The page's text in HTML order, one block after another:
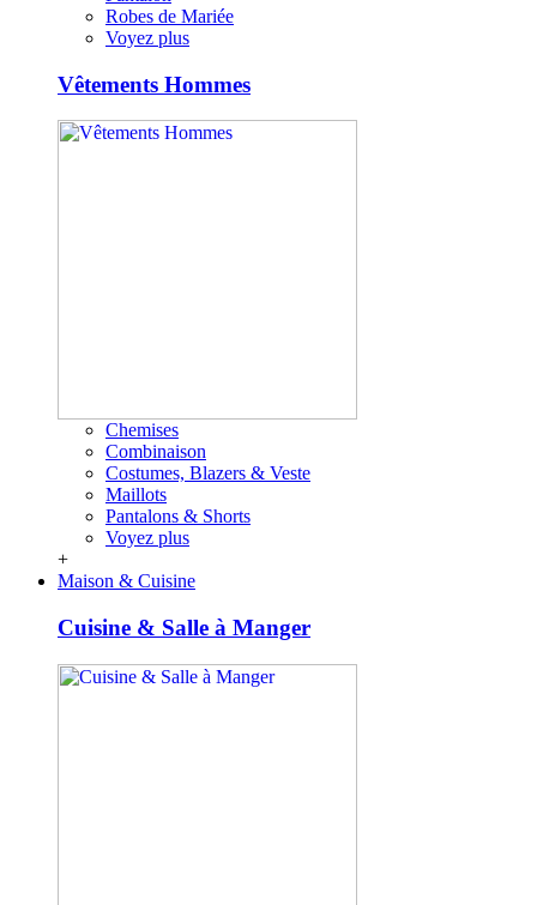
Robes de Mariée
Voyez plus
Vêtements Hommes
Chemises
Combinaison
Costumes, Blazers & Veste
Maillots
Pantalons & Shorts
Voyez plus
+
Maison & Cuisine
Cuisine & Salle à Manger